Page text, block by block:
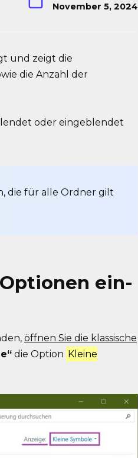
November 5, 2024
und zeigt die
die Anzahl der
oder eingeblendet
die für alle Ordner gilt
ein-
öffnen Sie die klassische
die Option Kleine